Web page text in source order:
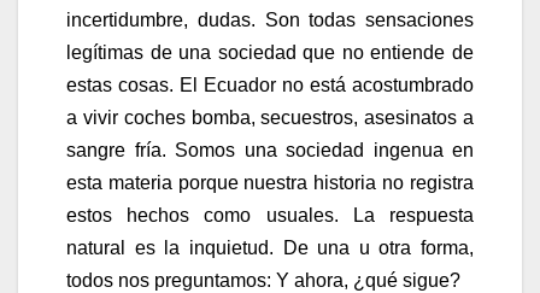
incertidumbre, dudas. Son todas sensaciones
legítimas de una sociedad que no entiende de
estas cosas. El Ecuador no está acostumbrado
a vivir coches bomba, secuestros, asesinatos a
sangre fría. Somos una sociedad ingenua en
esta materia porque nuestra historia no registra
estos hechos como usuales. La respuesta
natural es la inquietud. De una u otra forma,
todos nos preguntamos: Y ahora, ¿qué sigue?